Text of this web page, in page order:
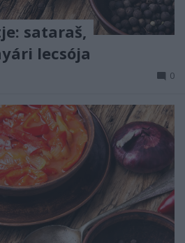
sataraš,
lecsója
0